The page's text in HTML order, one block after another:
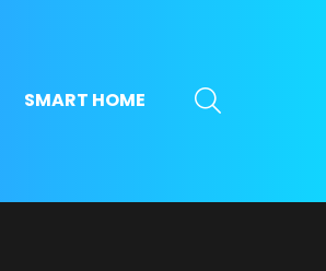
SMART HOME